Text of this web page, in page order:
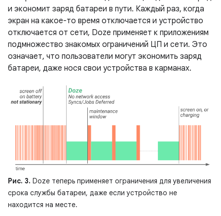
и экономит заряд батареи в пути. Каждый раз, когда
экран на какое-то время отключается и устройство
отключается от сети, Doze применяет к приложениям
подмножество знакомых ограничений ЦП и сети. Это
означает, что пользователи могут экономить заряд
батареи, даже нося свои устройства в карманах.
Рис. 3. Doze теперь применяет ограничения для увеличения
срока службы батареи, даже если устройство не
находится на месте.